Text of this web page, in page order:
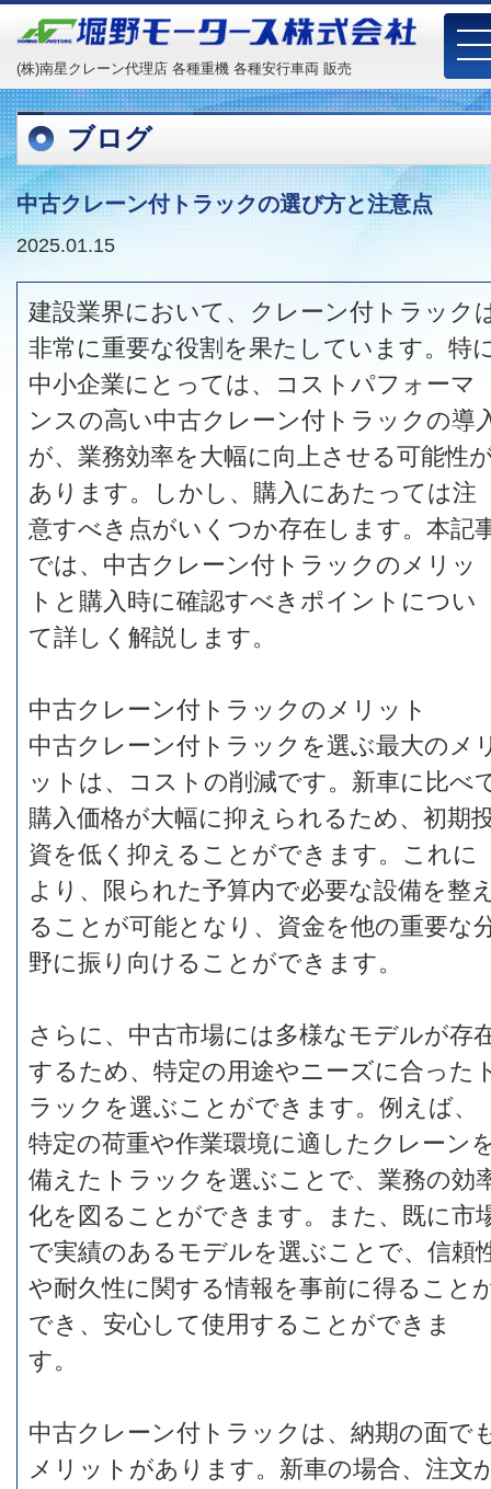
(株)南星クレーン代理店 各種重機 各種安行車両 販売
ブログ
中古クレーン付トラックの選び方と注意点
2025.01.15
建設業界において、クレーン付トラック
非常に重要な役割を果たしています。特
中小企業にとっては、コストパフォーマ
ンスの高い中古クレーン付トラックの導
が、業務効率を大幅に向上させる可能性
あります。しかし、購入にあたっては注
意すべき点がいくつか存在します。本記
では、中古クレーン付トラックのメリッ
トと購入時に確認すべきポイントについ
て詳しく解説します。
中古クレーン付トラックのメリット
中古クレーン付トラックを選ぶ最大のメ
ットは、コストの削減です。新車に比べ
購入価格が大幅に抑えられるため、初期
資を低く抑えることができます。これに
より、限られた予算内で必要な設備を整
ることが可能となり、資金を他の重要な
野に振り向けることができます。
さらに、中古市場には多様なモデルが存
するため、特定の用途やニーズに合った
ラックを選ぶことができます。例えば、
特定の荷重や作業環境に適したクレーン
備えたトラックを選ぶことで、業務の効
化を図ることができます。また、既に市
で実績のあるモデルを選ぶことで、信頼
や耐久性に関する情報を事前に得ること
でき、安心して使用することができま
す。
中古クレーン付トラックは、納期の面で
メリットがあります。新車の場合、注文